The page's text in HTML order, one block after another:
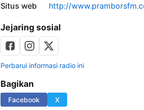
Situs web http://
Jejaring sosial
Perbarui informasi radio ini
Bagikan
Facebook X